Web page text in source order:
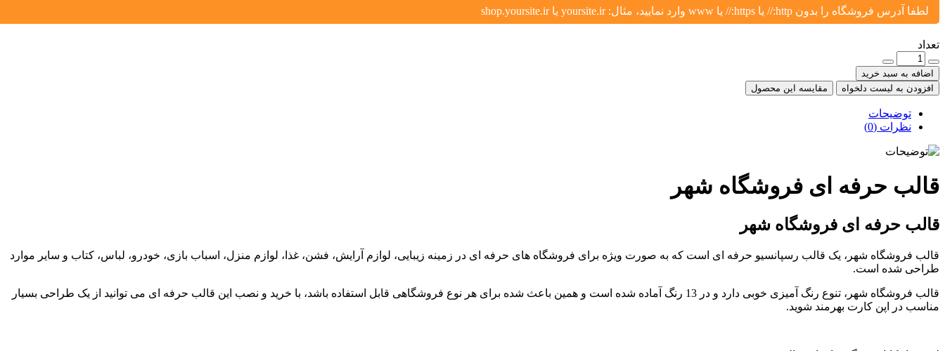
لطفا آدرس فروشگاه را بدون http:// یا https:// یا www وارد نمایید، مثال: yoursite.ir یا shop.yoursite.ir
تعداد
اضافه به سبد خرید
افزودن به لیست دلخواه
مقایسه این محصول
توضیحات
نظرات (0)
قالب حرفه ای فروشگاه شهر
قالب حرفه ای فروشگاه شهر
قالب فروشگاه شهر، یک قالب رسپانسیو حرفه ای است که به صورت ویژه برای فروشگاه های حرفه ای در زمینه زیبایی، لوازم آرایش، فشن، غذا، لوازم منزل، اسباب بازی، خودرو، لباس، کتاب و سایر موارد
طراحی شده است.
قالب فروشگاه شهر، تنوع رنگ آمیزی خوبی دارد و در 13 رنگ آماده شده است و همین باعث شده برای هر نوع فروشگاهی قابل استفاده باشد، با خرید و نصب این قالب حرفه ای می توانید از یک طراحی بسیار
مناسب در اپن کارت بهرمند شوید.